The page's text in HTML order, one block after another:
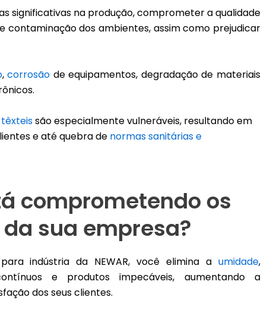
significativas na produção, comprometer a qualidade
dos ambientes, assim como prejudicar
,corrosão de equipamentos, degradação de materiais
têxteissão especialmente vulneráveis, resultando em
e até quebra denormas sanitárias e
comprometendo os
sua empresa?
indústria da NEWAR, você elimina a umidade,
e produtos impecáveis, aumentando a
dos seus clientes.